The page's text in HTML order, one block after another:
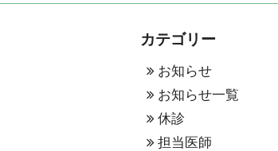
カテゴリー
お知らせ
お知らせ一覧
休診
担当医師